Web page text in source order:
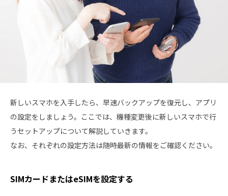
新しいスマホを入手したら、早速バックアップを復元し、アプリ
の設定をしましょう。ここでは、機種変更後に新しいスマホで行
うセットアップについて解説していきます。
なお、それぞれの設定方法は随時最新の情報をご確認ください。
SIMカードまたはeSIMを設定する